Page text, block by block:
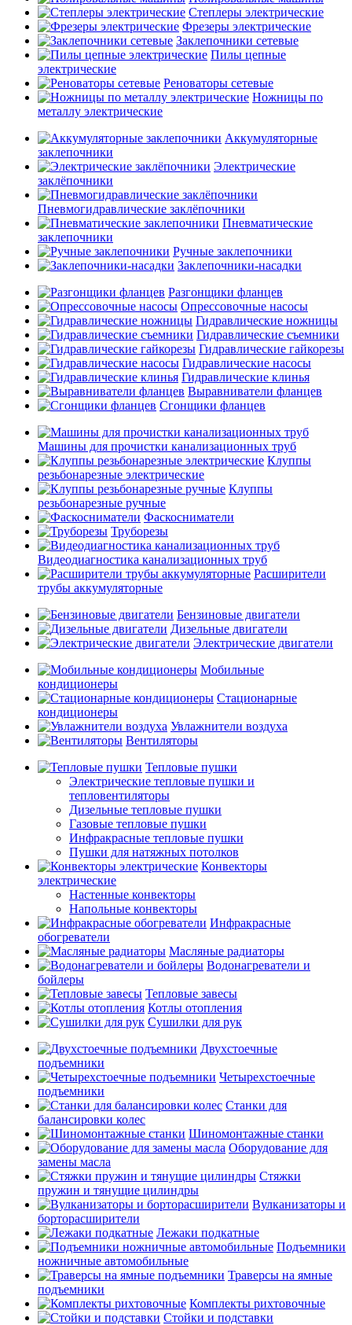
Степлеры электрические
Фрезеры электрические
Заклепочники сетевые
Пилы цепные
электрические
Реноваторы сетевые
Ножницы по
металлу электрические
Аккумуляторные
заклепочники
Электрические
заклёпочники
Пневмогидравлические заклёпочники
Пневматические
заклепочники
Ручные заклепочники
Заклепочники-насадки
Разгонщики фланцев
Опрессовочные насосы
Гидравлические ножницы
Гидравлические съемники
Гидравлические гайкорезы
Гидравлические насосы
Гидравлические клинья
Выравниватели фланцев
Сгонщики фланцев
Машины для прочистки канализационных труб
Клуппы
резьбонарезные электрические
Клуппы
резьбонарезные ручные
Фаскосниматели
Труборезы
Видеодиагностика канализационных труб
Расширители
трубы аккумуляторные
Бензиновые двигатели
Дизельные двигатели
Электрические двигатели
Мобильные
кондиционеры
Стационарные
кондиционеры
Увлажнители воздуха
Вентиляторы
Тепловые пушки
Электрические тепловые пушки и
тепловентиляторы
Дизельные тепловые пушки
Газовые тепловые пушки
Инфракрасные тепловые пушки
Пушки для натяжных потолков
Конвекторы
электрические
Настенные конвекторы
Напольные конвекторы
Инфракрасные
обогреватели
Масляные радиаторы
Водонагреватели и
бойлеры
Тепловые завесы
Котлы отопления
Сушилки для рук
Двухстоечные
подъемники
Четырехстоечные
подъемники
Станки для
балансировки колес
Шиномонтажные станки
Оборудование для
замены масла
Стяжки
пружин и тянущие цилиндры
Вулканизаторы и
борторасширители
Лежаки подкатные
Подъемники
ножничные автомобильные
Траверсы на ямные
подъемники
Комплекты рихтовочные
Стойки и подставки